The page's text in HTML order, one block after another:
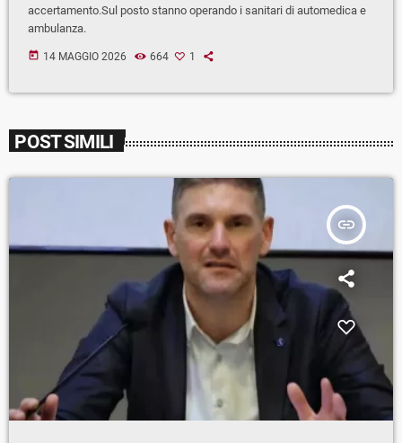
accertamento.Sul posto stanno operando i sanitari di automedica e
ambulanza.
today 14 MAGGIO 2026 664 1
POST SIMILI
insert_link